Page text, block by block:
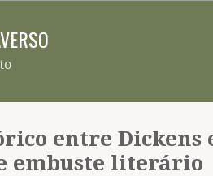
entre Dickens
embuste literário